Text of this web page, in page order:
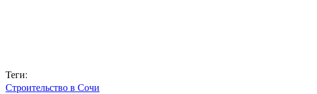
Теги:
Строительство в Сочи